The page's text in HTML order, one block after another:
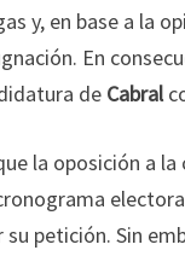
y, en base a la
En
de Cabral
la oposición a
petición. Sin